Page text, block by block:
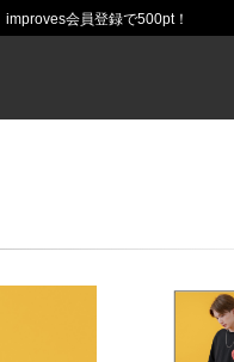
improves会員登録で500pt！